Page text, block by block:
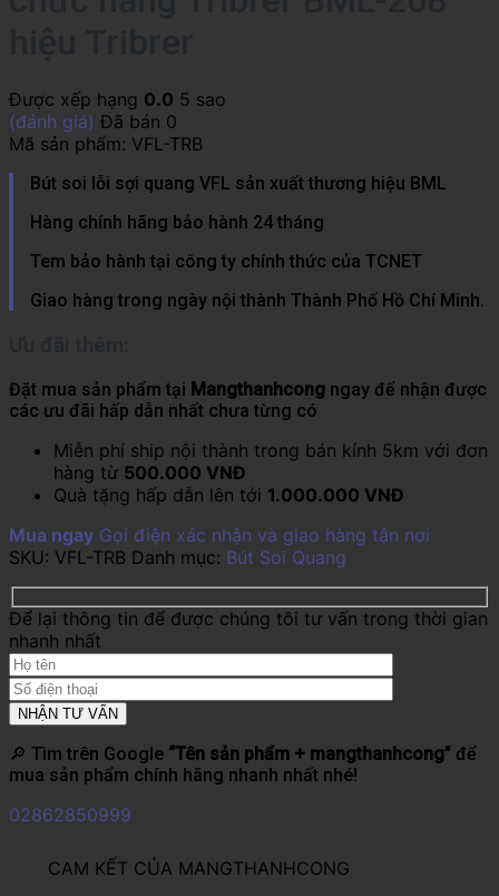
Được xếp hạng 0.0 5 sao
(đánh giá) Đã bán 0
Mã sản phẩm: VFL-TRB
Bút soi lỗi sợi quang VFL sản xuất thương hiệu BML
Hàng chính hãng bảo hành 24 tháng
Tem bảo hành tại công ty chính thức của TCNET
Giao hàng trong ngày nội thành Thành Phố Hồ Chí Minh.
Đặt mua sản phẩm tại Mangthanhcong ngay để nhận được
các ưu đãi hấp dẫn nhất chưa từng có
Miễn phí ship nội thành trong bán kính 5km với đơn
hàng từ 500.000 VNĐ
Quà tặng hấp dẫn lên tới 1.000.000 VNĐ
Mua ngay Gọi điện xác nhận và giao hàng tận nơi
SKU: VFL-TRB Danh mục: Bút Soi Quang
Để lại thông tin để được chúng tôi tư vấn trong thời gian
nhanh nhất
🔎 Tìm trên Google “Tên sản phẩm + mangthanhcong” để
mua sản phẩm chính hãng nhanh nhất nhé!
02862850999
CAM KẾT CỦA MANGTHANHCONG